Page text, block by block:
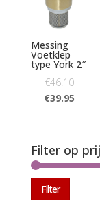
Messing
Voetklep
type York 2″
€46.10
€39.95
Filter op
Filter